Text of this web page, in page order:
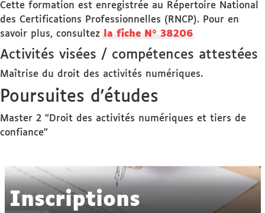
Cette formation est enregistrée au Répertoire National
des Certifications Professionnelles (RNCP). Pour en
savoir plus, consultez
la fiche N° 38206
Activités visées / compétences attestées
Maîtrise du droit des activités numériques.
Poursuites d'études
Master 2 "Droit des activités numériques et tiers de
confiance"
Inscriptions